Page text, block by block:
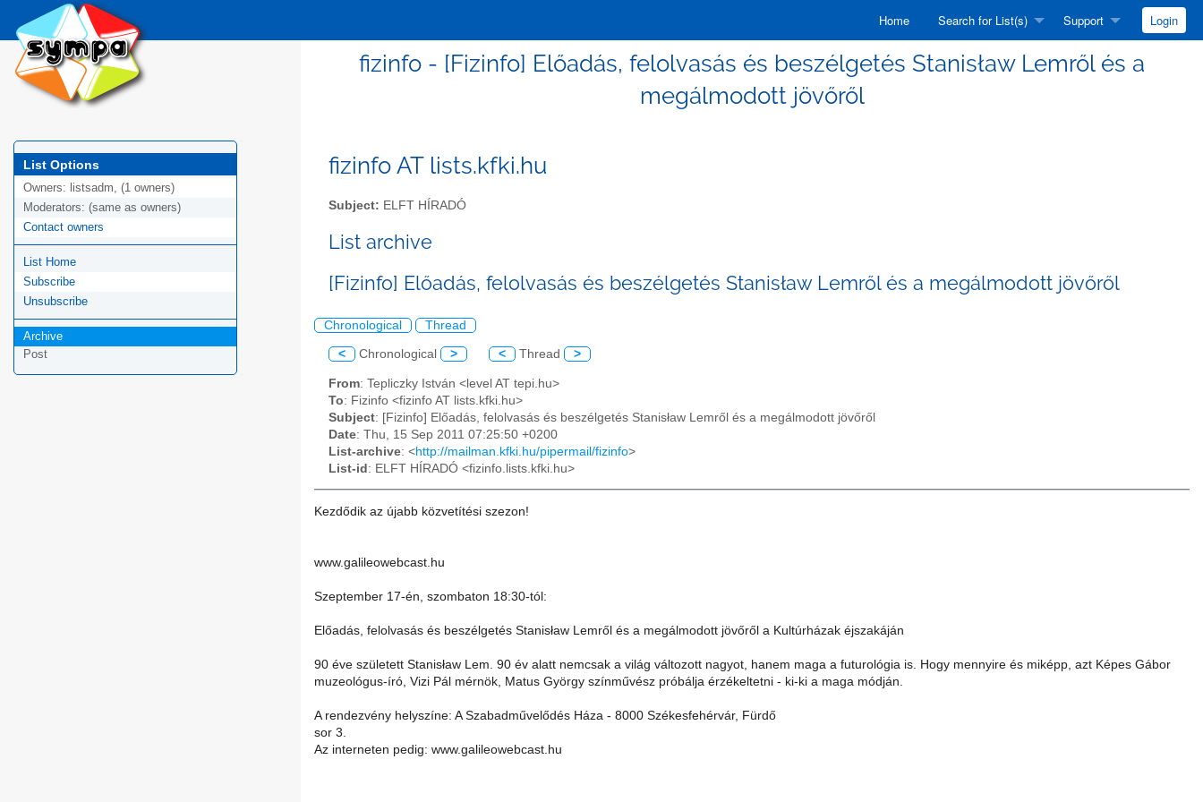
Home Search for List(s) Support Login
fizinfo - [Fizinfo] Előadás, felolvasás és beszélgetés Stanisław Lemről és a
megálmodott jövőről
List Options
Owners: listsadm, (1 owners)
Moderators: (same as owners)
Contact owners
List Home
Subscribe
Unsubscribe
Archive
Post
fizinfo AT lists.kfki.hu
Subject: ELFT HÍRADÓ
List archive
[Fizinfo] Előadás, felolvasás és beszélgetés Stanisław Lemről és a megálmodott jövőről
Chronological Thread
< Chronological > < Thread >
From: Tepliczky István <level AT tepi.hu>
To: Fizinfo <fizinfo AT lists.kfki.hu>
Subject: [Fizinfo] Előadás, felolvasás és beszélgetés Stanisław Lemről és a megálmodott jövőről
Date: Thu, 15 Sep 2011 07:25:50 +0200
List-archive: <http://mailman.kfki.hu/pipermail/fizinfo>
List-id : ELFT HÍRADÓ <fizinfo.lists.kfki.hu>
Kezdődik az újabb közvetítési szezon!
www.galileowebcast.hu
Szeptember 17-én, szombaton 18:30-tól:
Előadás, felolvasás és beszélgetés Stanisław Lemről és a megálmodott jövőről a Kultúrházak éjszakáján
90 éve született Stanisław Lem. 90 év alatt nemcsak a világ változott nagyot, hanem maga a futurológia is. Hogy mennyire és miképp, azt Képes Gábor
muzeológus-író, Vizi Pál mérnök, Matus György színművész próbálja érzékeltetni - ki-ki a maga módján.
A rendezvény helyszíne: A Szabadművelődés Háza - 8000 Székesfehérvár, Fürdő
sor 3.
Az interneten pedig: www.galileowebcast.hu